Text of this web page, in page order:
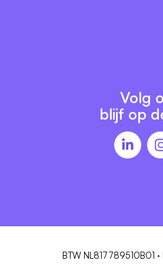
Volg
blijf op
BTW NL817789510B01